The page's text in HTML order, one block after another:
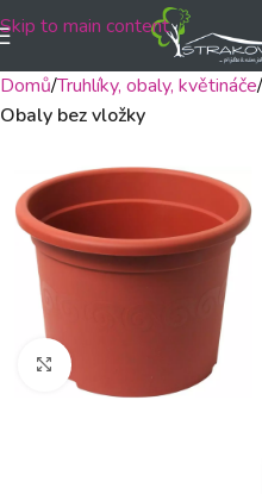
Skip to main content
Domů Truhlíky, obaly, květináče
Obaly bez vložky
Klikněte pro zvětšení